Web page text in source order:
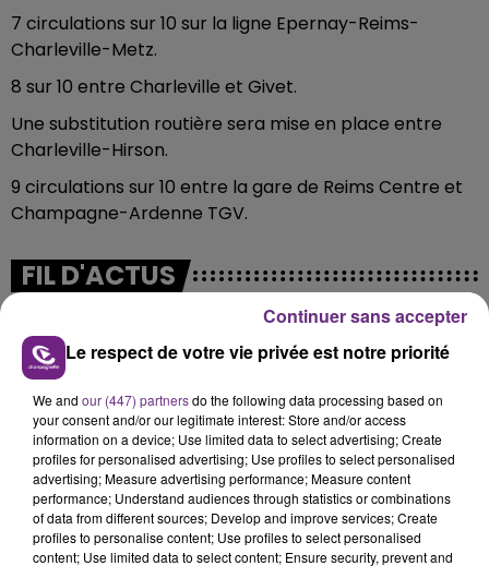
7 circulations sur 10 sur la ligne Epernay-Reims-
Charleville-Metz.
8 sur 10 entre Charleville et Givet.
Une substitution routière sera mise en place entre
Charleville-Hirson.
9 circulations sur 10 entre la gare de Reims Centre et
Champagne-Ardenne TGV.
FIL D'ACTUS
LA CENTRALE NUCLÉAIRE DE CHOOZ
TOUJOURS À L'ARRÊT
Le respect de votre vie privée est notre priorité
We and our (447) partnersdo the following data processing based on
your consent and/or our legitimate interest: Store and/or access
information on a device; Use limited data to select advertising; Create
profiles for personalised advertising; Use profiles to select personalised
advertising; Measure advertising performance; Measure content
performance; Understand audiences through statistics or combinations
of data from different sources; Develop and improve services; Create
profiles to personalise content; Use profiles to select personalised
content; Use limited data to select content; Ensure security, prevent and
Continuer sans accepter